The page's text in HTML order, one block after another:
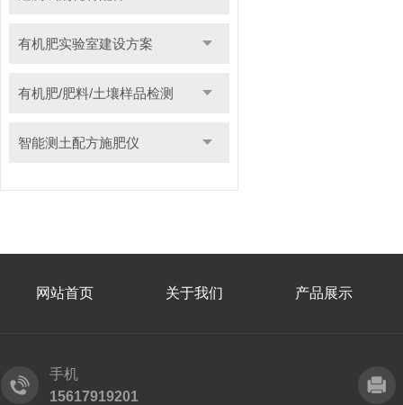
有机肥实验室建设方案
有机肥/肥料/土壤样品检测
智能测土配方施肥仪
网站首页 关于我们 产品展示
手机
15617919201